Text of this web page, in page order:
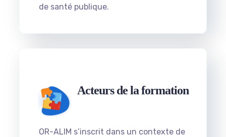
de santé publique.
Acteurs de la formation
OR-ALIM s’inscrit dans un contexte de